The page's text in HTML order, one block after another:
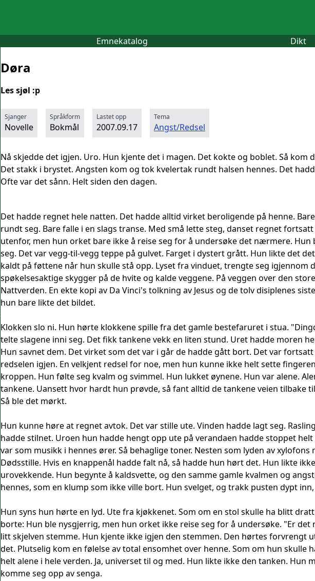
Emnekatalog Dikt
Døra
Les sjøl :p
Sjanger
Novelle
Språkform
Bokmål
Lastet opp
2007.09.17
Tema
Angst/Redsel
Nå skjedde det igjen. Uro. Hun kjente det i magen. Det kokte og boblet. Så kom
Det stakk i brystet. Angsten kom og tok kvelertak rundt halsen hennes. Det
Ofte var det sånn. Helt siden den dagen.
Det hadde regnet hele natten. Det hadde alltid virket beroligende på henne.
rundt seg. Bare falle i en slags transe. Med små lette steg, danset regnet
utenfor, men hun orket bare ikke å reise seg for å undersøke det nærmere.
seg. Det var vegg-til-vegg teppe på gulvet. Farget i dystert grått. Hun likte det
kaldt på føttene når hun skulle stå opp. Lyset fra vinduet, trengte seg igjennom
spøkelsesaktige skygger på de hvite og kalde veggene. På veggen over den
Nattverden. En ekte kopi av Da Vinci's tolkning av Jesus og de tolv disiplenes
hun bare likte det bildet.
Klokken slo ni. Hun hørte klokkene spille fra det gamle bestefaruret i stua.
telte slagene inni seg. Det fikk tankene vekk en liten stund. Uret hadde moren
Hun savnet dem. Det virket som det var i går de hadde gått bort. Det var
redselen igjen. En velkjent redsel for noe, men hun kunne ikke helt sette
kroppen. Hun følte seg kvalm og svimmel. Hun lukket øynene. Hun var alene.
tankene. Uansett hvor hardt hun prøvde, så fant alltid de tankene veien tilbake
Så ble det mørkt.
Hun kunne høre at regnet avtok. Det var stille ute. Vinden hadde lagt seg.
hadde stilnet. Uroen hun hadde hengt opp ute på verandaen hadde stoppet
var som musikk i hennes ører. Så behaglige toner. Nesten som lyden av
Dødsstille. Hvis en knappenål hadde falt nå, så hadde hun hørt det. Hun likte
urovekkende. Hun begynte å kaldsvette, og den samme gamle kvalmen og
hennes, som en klump som ikke ville bort. Hun svelget, og trakk pusten dypt
Hun syns hun hørte en lyd. Ute fra kjøkkenet. Som om en stol skulle ha blitt
borte: Hun ble nysgjerrig, men hun orket ikke reise seg for å undersøke. "Er
litt skjelven stemme. Hun kjente ikke igjen den stemmen. Den hørtes forvrengt
det. Plutselig kom en følelse av total ensomhet over henne. Som om hun skulle
helt alene i hele verden. Ja, universet til og med. Hun likte ikke den tanken. Hun
komme seg opp av senga.